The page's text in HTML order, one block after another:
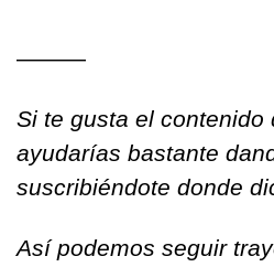
———
Si te gusta el contenido
ayudarías bastante
suscribiéndote donde
Así podemos seguir